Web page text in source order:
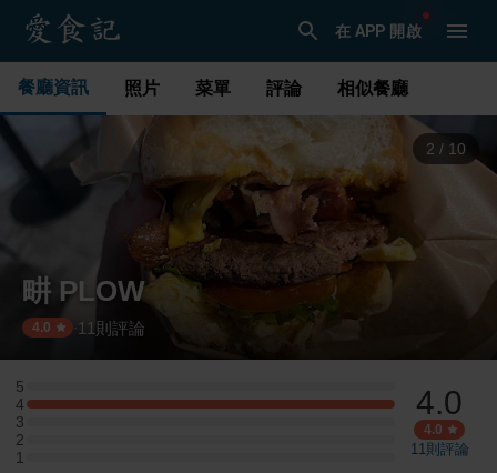
在 APP 開啟
餐廳資訊 照片 菜單 評論 相似餐廳
3 / 10
畊 PLOW
4.0 11 則評論
5
5 星：0 則評論
4
4 星：5 則評論
3
3 星：0 則評論
2
2 星：0 則評論
1
1 星：0 則評論
4.0
4.0
11則評論